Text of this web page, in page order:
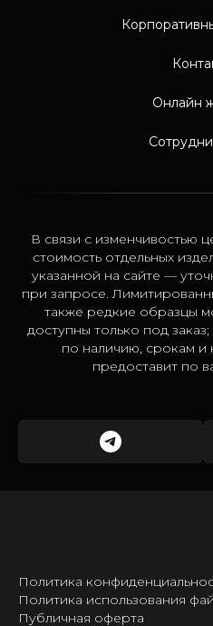
Онлайн
В связи с изменчивостью
стоимость отдельных
указанной на сайте —
при запросе.
также редкие образцы
доступны только под
по наличию, срокам и
предоставит по
Политика
Политика использования
Публичная оферта